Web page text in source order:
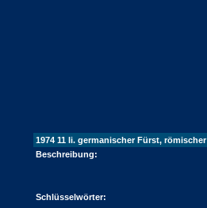
1974 11 li. germanischer Fürst,
Beschreibung:
Schlüsselwörter: